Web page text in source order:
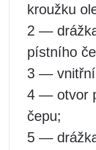
kroužku
2 —
pístního
3 — vnitřní
4 — otvor
čepu;
5 —